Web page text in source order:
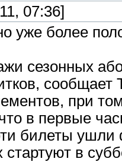
07:36]
уже более
сезонных
при
в первые
билеты
в